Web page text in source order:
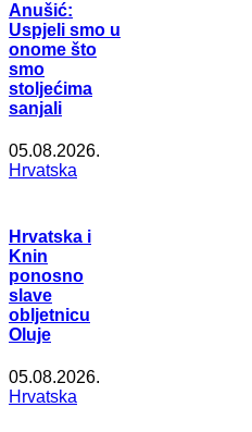
Anušić:
Uspjeli smo u
onome što
smo
stoljećima
sanjali
05.08.2026.
Hrvatska
Hrvatska i
Knin
ponosno
slave
obljetnicu
Oluje
05.08.2026.
Hrvatska